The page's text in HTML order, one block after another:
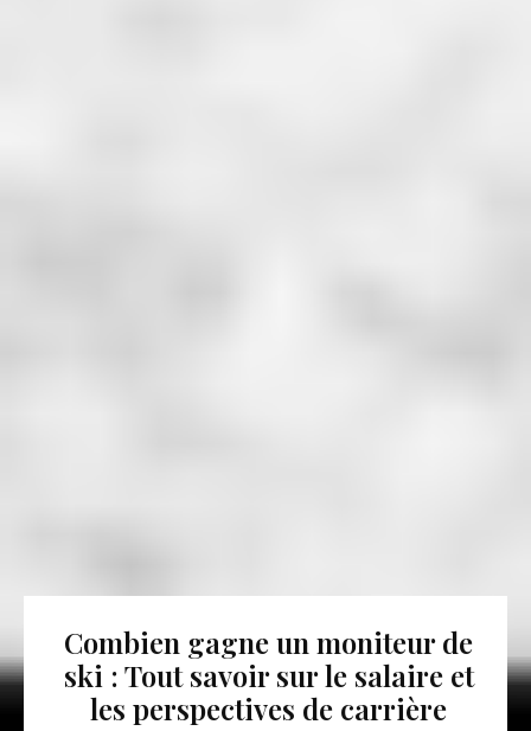
Combien gagne un moniteur de
ski : Tout savoir sur le salaire et
les perspectives de carrière